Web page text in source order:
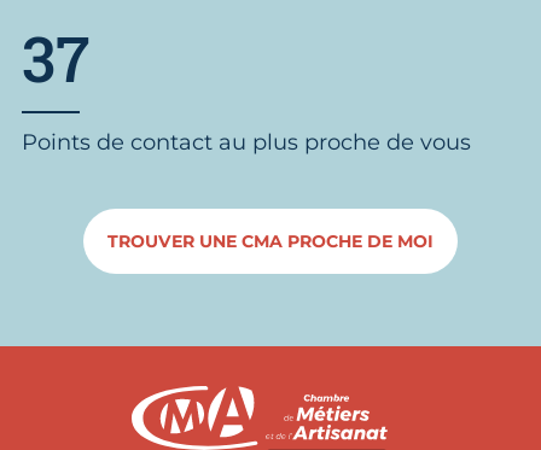
37
Points de contact au plus proche de vous
TROUVER UNE CMA PROCHE DE MOI